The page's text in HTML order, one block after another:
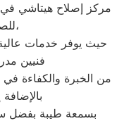
مركز إصلاح هيتاشي في
للصيانة في المنطقة،
حيث يوفر خدمات عالية
فنيين
من الخبرة والكفاءة في
بسمعة طيبة بفضل